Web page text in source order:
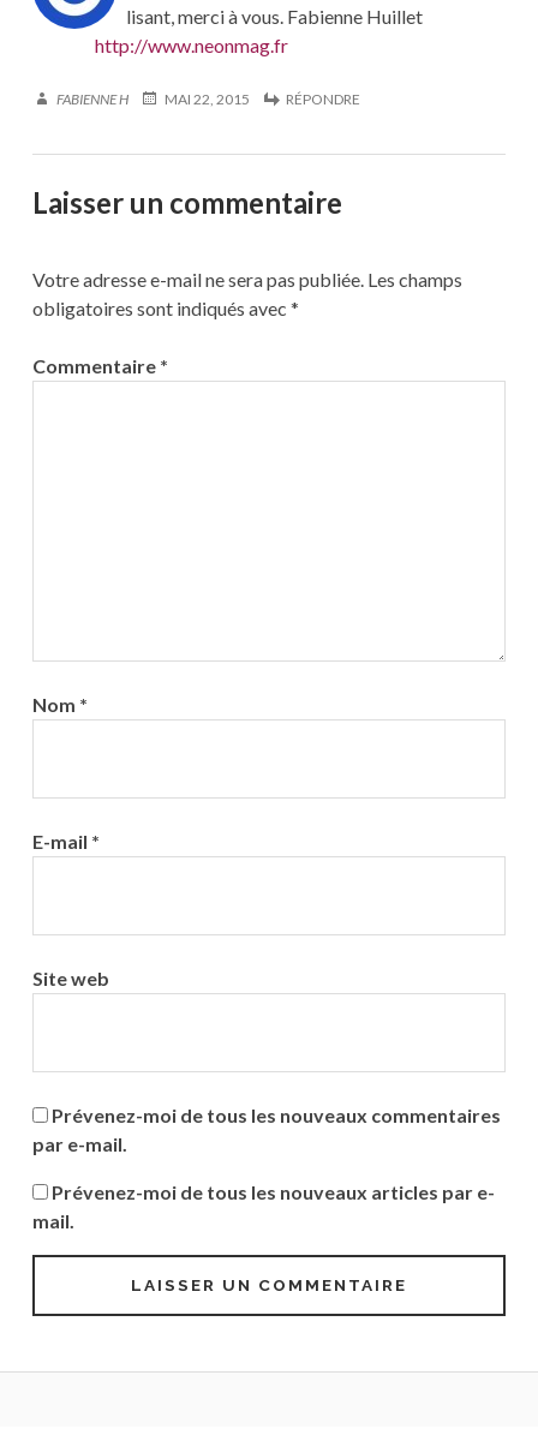
lisant, merci à vous. Fabienne Huillet
http://www.neonmag.fr
FABIENNE H MAI 22, 2015 RÉPONDRE
Laisser un commentaire
Votre adresse e-mail ne sera pas publiée. Les champs
obligatoires sont indiqués avec *
Commentaire *
Nom *
E-mail *
Site web
Prévenez-moi de tous les nouveaux commentaires
par e-mail.
Prévenez-moi de tous les nouveaux articles par e-
mail.